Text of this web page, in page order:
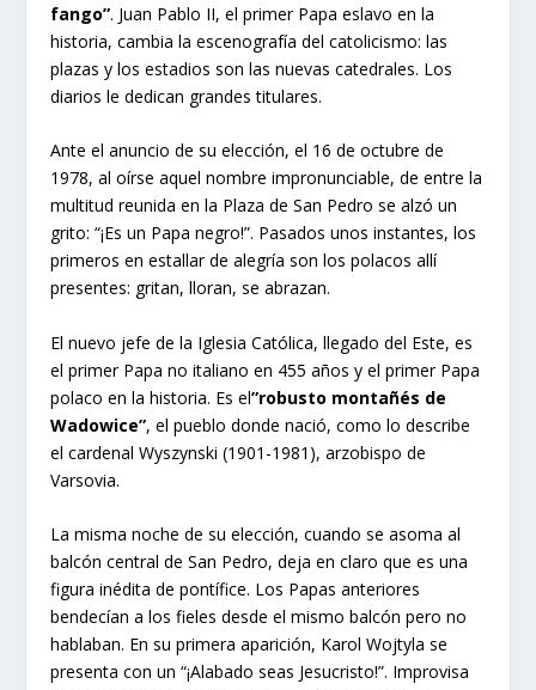
fango”. Juan Pablo II, el primer Papa eslavo en la
historia, cambia la escenografía del catolicismo: las
plazas y los estadios son las nuevas catedrales. Los
diarios le dedican grandes titulares.
Ante el anuncio de su elección, el 16 de octubre de
1978, al oírse aquel nombre impronunciable, de entre la
multitud reunida en la Plaza de San Pedro se alzó un
grito: “¡Es un Papa negro!”. Pasados unos instantes, los
primeros en estallar de alegría son los polacos allí
presentes: gritan, lloran, se abrazan.
El nuevo jefe de la Iglesia Católica, llegado del Este, es
el primer Papa no italiano en 455 años y el primer Papa
polaco en la historia. Es el”robusto montañés de
Wadowice”, el pueblo donde nació, como lo describe
el cardenal Wyszynski (1901-1981), arzobispo de
Varsovia.
La misma noche de su elección, cuando se asoma al
balcón central de San Pedro, deja en claro que es una
figura inédita de pontífice. Los Papas anteriores
bendecían a los fieles desde el mismo balcón pero no
hablaban. En su primera aparición, Karol Wojtyla se
presenta con un “¡Alabado seas Jesucristo!”. Improvisa